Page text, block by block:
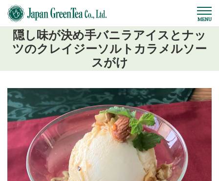
隠し味が決め手バニラアイスとナッ
ツのクレイジーソルトカラメルソー
スがけ